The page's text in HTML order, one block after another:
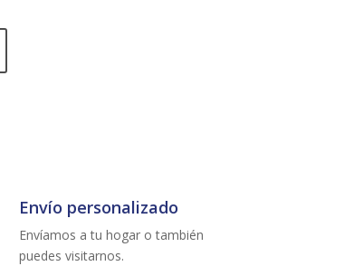
Envío personalizado
Envíamos a tu hogar o también
puedes visitarnos.